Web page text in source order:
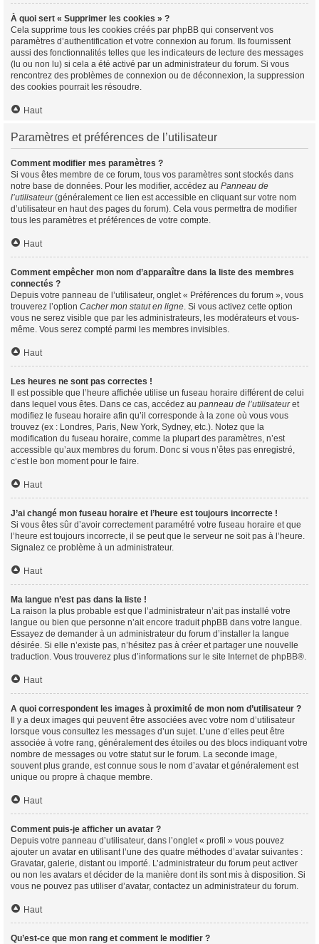
À quoi sert « Supprimer les cookies » ?
Cela supprime tous les cookies créés par phpBB qui conservent vos
paramètres d’authentification et votre connexion au forum. Ils fournissent
aussi des fonctionnalités telles que les indicateurs de lecture des messages
(lu ou non lu) si cela a été activé par un administrateur du forum. Si vous
rencontrez des problèmes de connexion ou de déconnexion, la suppression
des cookies pourrait les résoudre.
Haut
Paramètres et préférences de l’utilisateur
Comment modifier mes paramètres ?
Si vous êtes membre de ce forum, tous vos paramètres sont stockés dans
notre base de données. Pour les modifier, accédez au Panneau de
l’utilisateur(généralement ce lien est accessible en cliquant sur votre nom
d’utilisateur en haut des pages du forum). Cela vous permettra de modifier
tous les paramètres et préférences de votre compte.
Haut
Comment empêcher mon nom d’apparaître dans la liste des membres
connectés ?
Depuis votre panneau de l’utilisateur, onglet « Préférences du forum », vous
trouverez l’option Cacher mon statut en ligne. Si vous activez cette option
vous ne serez visible que par les administrateurs, les modérateurs et vous-
même. Vous serez compté parmi les membres invisibles.
Haut
Les heures ne sont pas correctes !
Il est possible que l’heure affichée utilise un fuseau horaire différent de celui
dans lequel vous êtes. Dans ce cas, accédez au panneau de l’utilisateuret
modifiez le fuseau horaire afin qu’il corresponde à la zone où vous vous
trouvez (ex : Londres, Paris, New York, Sydney, etc.). Notez que la
modification du fuseau horaire, comme la plupart des paramètres, n’est
accessible qu’aux membres du forum. Donc si vous n’êtes pas enregistré,
c’est le bon moment pour le faire.
Haut
J’ai changé mon fuseau horaire et l’heure est toujours incorrecte !
Si vous êtes sûr d’avoir correctement paramétré votre fuseau horaire et que
l’heure est toujours incorrecte, il se peut que le serveur ne soit pas à l’heure.
Signalez ce problème à un administrateur.
Haut
Ma langue n’est pas dans la liste !
La raison la plus probable est que l’administrateur n’ait pas installé votre
langue ou bien que personne n’ait encore traduit phpBB dans votre langue.
Essayez de demander à un administrateur du forum d’installer la langue
désirée. Si elle n’existe pas, n’hésitez pas à créer et partager une nouvelle
traduction. Vous trouverez plus d’informations sur le site Internet de phpBB®.
Haut
A quoi correspondent les images à proximité de mon nom d’utilisateur ?
Il y a deux images qui peuvent être associées avec votre nom d’utilisateur
lorsque vous consultez les messages d’un sujet. L’une d’elles peut être
associée à votre rang, généralement des étoiles ou des blocs indiquant votre
nombre de messages ou votre statut sur le forum. La seconde image,
souvent plus grande, est connue sous le nom d’avatar et généralement est
unique ou propre à chaque membre.
Haut
Comment puis-je afficher un avatar ?
Depuis votre panneau d’utilisateur, dans l’onglet « profil » vous pouvez
ajouter un avatar en utilisant l’une des quatre méthodes d’avatar suivantes :
Gravatar, galerie, distant ou importé. L’administrateur du forum peut activer
ou non les avatars et décider de la manière dont ils sont mis à disposition. Si
vous ne pouvez pas utiliser d’avatar, contactez un administrateur du forum.
Haut
Qu’est-ce que mon rang et comment le modifier ?